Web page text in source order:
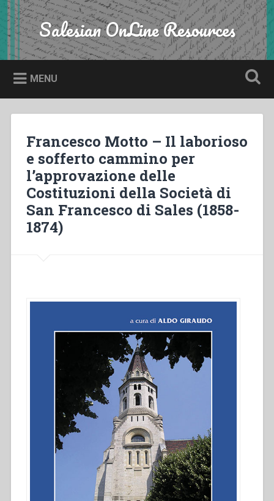
Skip
to
content
Search Salesian OnLine Resources
MENU
Francesco Motto – Il laborioso
e sofferto cammino per
l’approvazione delle
Costituzioni della Società di
San Francesco di Sales (1858-
1874)